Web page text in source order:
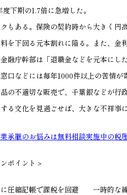
度下期の1.7倍に急増した。
もある。保険の契約時から大きく円
を下回る元本割れに陥る。また、
融庁幹部は「退職金などを元本にし
口などには毎年1000件以上の苦情が
の不適切な販売で、千葉銀などが
る文化を見過ごせば、大きな不祥事
承継のお悩みは無料相談実施中の税
ポイント＞
に圧縮記帳で課税を回避 一時的な